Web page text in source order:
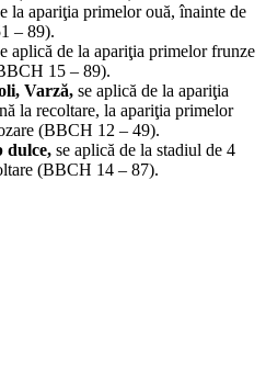
la apariţia primelor ouă, înainte de
– 89).
aplică de la apariţia primelor frunze
15 – 89).
Varză, se aplică de la apariţia
la recoltare, la apariţia primelor
(BBCH 12 – 49).
dulce, se aplică de la stadiul de 4
(BBCH 14 – 87).